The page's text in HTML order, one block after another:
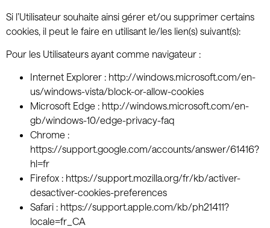
Si l’Utilisateur souhaite ainsi gérer et/ou supprimer certains
cookies, il peut le faire en utilisant le/les lien(s) suivant(s):
Pour les Utilisateurs ayant comme navigateur :
Internet Explorer : http://windows.microsoft.com/en-
us/windows-vista/block-or-allow-cookies
Microsoft Edge : http://windows.microsoft.com/en-
gb/windows-10/edge-privacy-faq
Chrome :
https://support.google.com/accounts/answer/61416?
hl=fr
Firefox : https://support.mozilla.org/fr/kb/activer-
desactiver-cookies-preferences
Safari : https://support.apple.com/kb/ph21411?
locale=fr_CA